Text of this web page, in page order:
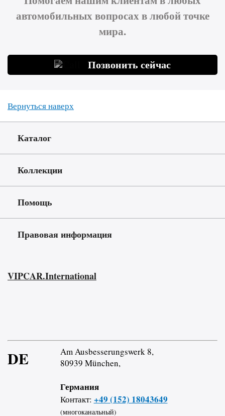
автомобильных вопросах в любой точке
мира.
Позвонить сейчас
Вернуться наверх
Каталог
Коллекции
Помощь
Правовая информация
VIPCAR.International
DE
Am Ausbesserungswerk 8,
80939 München,
Германия
Контакт: +49 (152) 18043649
(многоканальный)